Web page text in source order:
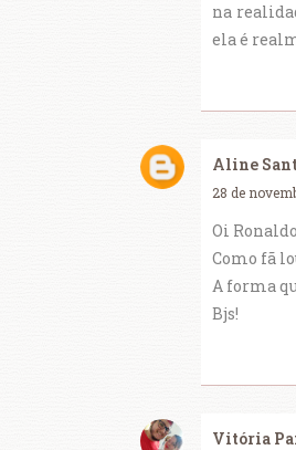
na
ela é
Aline
28 de
Oi
Como fã
A forma
Bjs!
Vitória